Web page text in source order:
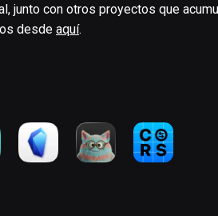
junto con otros proyectos que
desde aquí.